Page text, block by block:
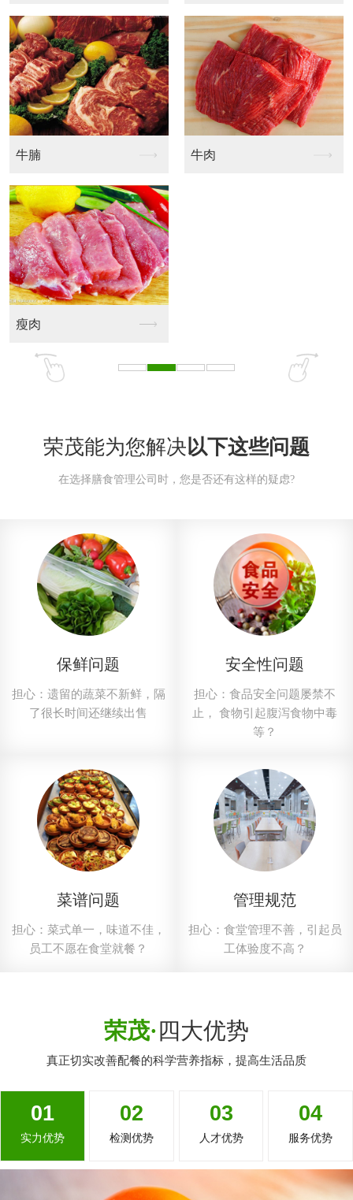
大头鱼 边鱼
鲤鱼
荣茂能为您解决以下这些问题
在选择膳食管理公司时，您是否还有这样的疑虑?
保鲜问题
担心：遗留的蔬菜不新鲜，隔
了很长时间还继续出售
安全性问题
担心：食品安全问题屡禁不
止， 食物引起腹泻食物中毒
等？
菜谱问题
担心：菜式单一，味道不佳，
员工不愿在食堂就餐？
管理规范
担心：食堂管理不善，引起员
工体验度不高？
荣茂· 四大优势
真正切实改善配餐的科学营养指标，提高生活品质
01
实力优势
02
检测优势
03
人才优势
04
服务优势